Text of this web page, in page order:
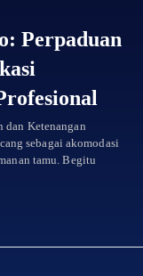
Perpaduan
dan Ketenangan
sebagai akomodasi
tamu. Begitu